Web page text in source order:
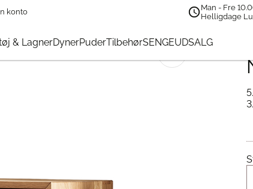
konto
Man - Fre
Helligdage
& LagnerDynerPuderTilbehørSENGEUDSALG
Wall Natbord | Olieret Egetræ
🔍